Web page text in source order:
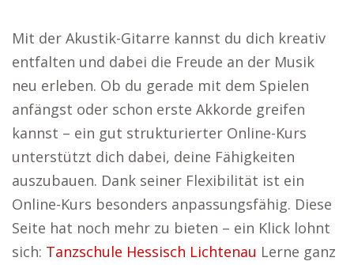
Mit der Akustik-Gitarre kannst du dich kreativ
entfalten und dabei die Freude an der Musik
neu erleben. Ob du gerade mit dem Spielen
anfängst oder schon erste Akkorde greifen
kannst – ein gut strukturierter Online-Kurs
unterstützt dich dabei, deine Fähigkeiten
auszubauen. Dank seiner Flexibilität ist ein
Online-Kurs besonders anpassungsfähig. Diese
Seite hat noch mehr zu bieten – ein Klick lohnt
sich: Tanzschule Hessisch Lichtenau Lerne ganz